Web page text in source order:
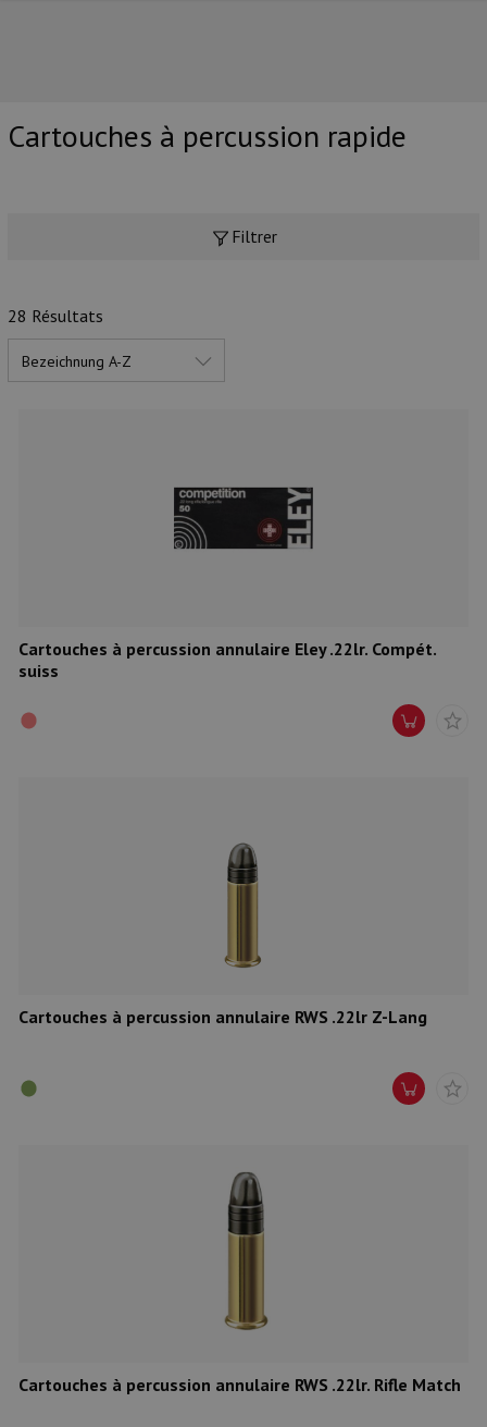
Cartouches à percussion rapide
Filtrer
28 Résultats
Cartouches à percussion annulaire Eley .22lr. Compét.
suiss
Cartouches à percussion annulaire RWS .22lr Z-Lang
Cartouches à percussion annulaire RWS .22lr. Rifle Match